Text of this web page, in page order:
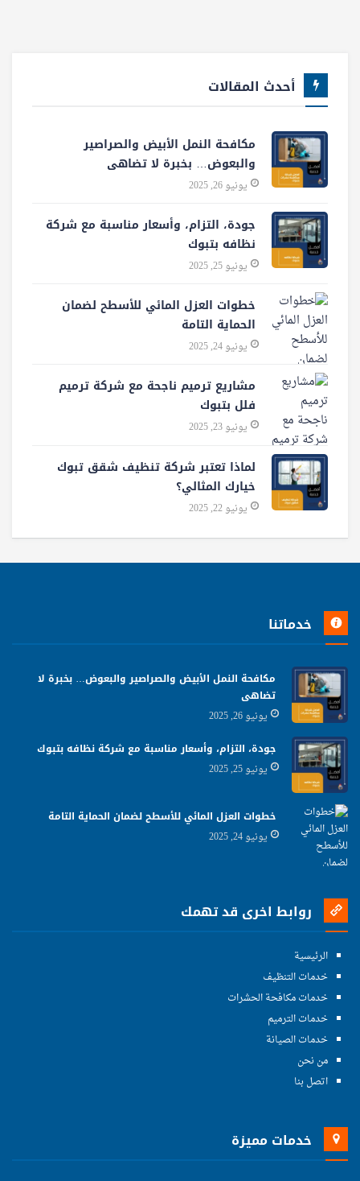
أحدث المقالات
مكافحة النمل الأبيض والصراصير
والبعوض… بخبرة لا تضاهى
يونيو 26, 2025
جودة، التزام، وأسعار مناسبة مع شركة
نظافه بتبوك
يونيو 25, 2025
خطوات العزل المائي للأسطح لضمان
الحماية التامة
يونيو 24, 2025
مشاريع ترميم ناجحة مع شركة ترميم
فلل بتبوك
يونيو 23, 2025
لماذا تعتبر شركة تنظيف شقق تبوك
خيارك المثالي؟
يونيو 22, 2025
خدماتنا
مكافحة النمل الأبيض والصراصير والبعوض… بخبرة لا
تضاهى
يونيو 26, 2025
جودة، التزام، وأسعار مناسبة مع شركة نظافه بتبوك
يونيو 25, 2025
خطوات العزل المائي للأسطح لضمان الحماية التامة
يونيو 24, 2025
روابط اخرى قد تهمك
الرئيسية
خدمات التنظيف
خدمات مكافحة الحشرات
خدمات الترميم
خدمات الصيانة
من نحن
اتصل بنا
خدمات مميزة